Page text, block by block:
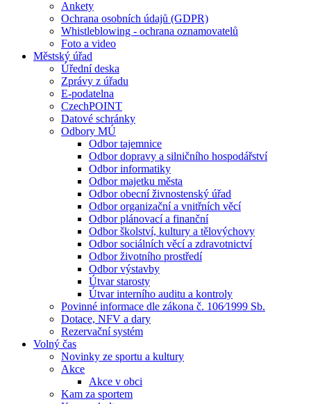
Ankety
Ochrana osobních údajů (GDPR)
Whistleblowing - ochrana oznamovatelů
Foto a video
Městský úřad
Úřední deska
Zprávy z úřadu
E-podatelna
CzechPOINT
Datové schránky
Odbory MÚ
Odbor tajemnice
Odbor dopravy a silničního hospodářství
Odbor informatiky
Odbor majetku města
Odbor obecní živnostenský úřad
Odbor organizační a vnitřních věcí
Odbor plánovací a finanční
Odbor školství, kultury a tělovýchovy
Odbor sociálních věcí a zdravotnictví
Odbor životního prostředí
Odbor výstavby
Útvar starosty
Útvar interního auditu a kontroly
Povinné informace dle zákona č. 106⁄1999 Sb.
Dotace, NFV a dary
Rezervační systém
Volný čas
Novinky ze sportu a kultury
Akce
Akce v obci
Kam za sportem